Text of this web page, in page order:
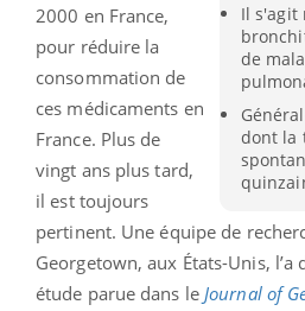
Il s'agit
de
dont la
2000 en France,
pour réduire la
consommation de
ces médicaments en
France. Plus de
vingt ans plus tard,
il est toujours
pertinent. Une équipe de
Georgetown, aux États-Unis,
étude parue dans le Journal of